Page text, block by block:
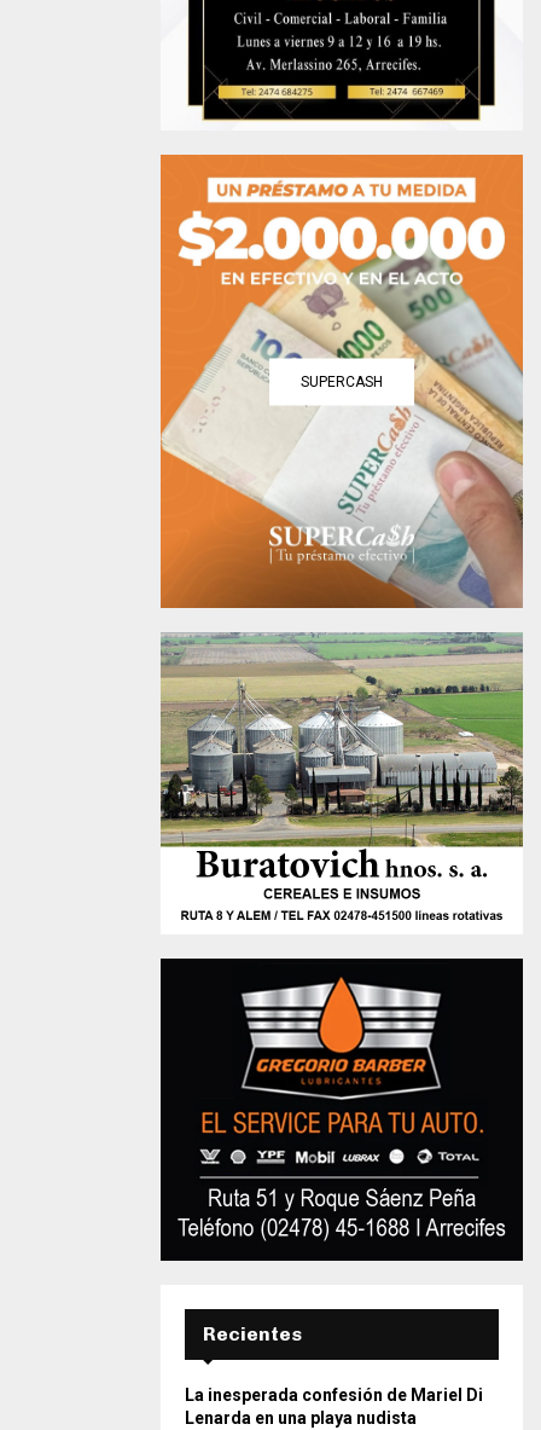
SUPERCASH
Recientes
La inesperada confesión de Mariel Di
Lenarda en una playa nudista